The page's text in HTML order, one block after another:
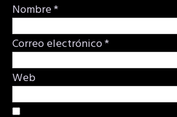
Nombre*
Correo electrónico*
Web